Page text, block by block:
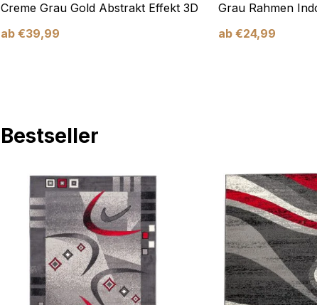
Creme Grau Gold Abstrakt Effekt 3D
ab €39,99
Grau Rahmen
ab €24,99
Bestseller